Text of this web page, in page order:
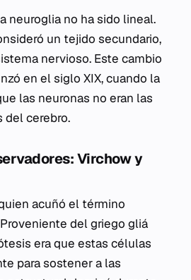
neuroglia no ha sido lineal.
un tejido secundario,
nervioso. Este cambio
en el siglo XIX, cuando la
las neuronas no eran las
del cerebro.
Virchow y
acuñó el término
del griego gliá
era que estas células
para sostener a las